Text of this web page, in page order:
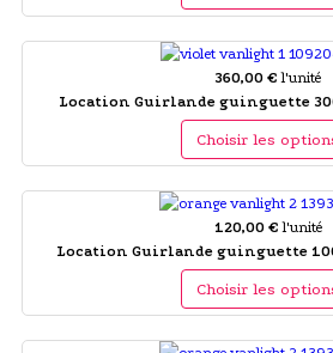
360,00 € l'unité
Location Guirlande guinguette
Choisir les
120,00 € l'unité
Location Guirlande guinguette 100
Choisir les